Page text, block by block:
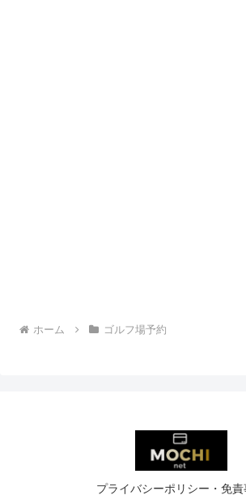
ホーム ゴルフ場予約
プライバシーポリシー・免